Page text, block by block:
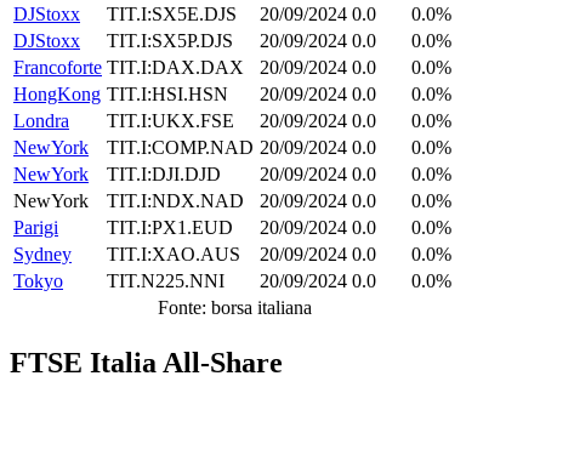
DJStoxx
TIT.I:SX5E.DJS 20/09/2024 0.0
0.0%
DJStoxx
TIT.I:SX5P.DJS 20/09/2024 0.0
0.0%
Francoforte TIT.I:DAX.DAX 20/09/2024 0.0
0.0%
HongKong TIT.I:HSI.HSN 20/09/2024 0.0
0.0%
Londra
TIT.I:UKX.FSE 20/09/2024 0.0
0.0%
NewYork
TIT.I:COMP.NAD 20/09/2024 0.0
0.0%
NewYork
TIT.I:DJI.DJD 20/09/2024 0.0
0.0%
NewYork
TIT.I:NDX.NAD 20/09/2024 0.0
0.0%
Parigi
TIT.I:PX1.EUD 20/09/2024 0.0
0.0%
Sydney
TIT.I:XAO.AUS 20/09/2024 0.0
0.0%
Tokyo
TIT.N225.NNI 20/09/2024 0.0
0.0%
Fonte: borsa italiana
FTSE Italia All-Share